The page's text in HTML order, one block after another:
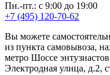
Пн.-пт.: с 9:00 до 19:00
+7 (495) 120-70-62
Вы можете
из пункта самовывоза,
метро Шоссе
Электродная улица, д.2,